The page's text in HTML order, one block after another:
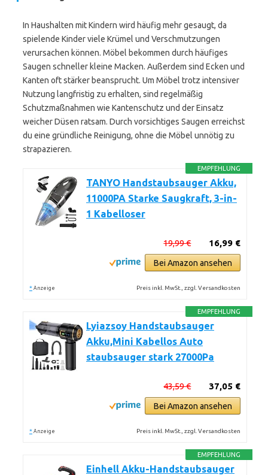
In Haushalten mit Kindern wird häufig mehr gesaugt, da
spielende Kinder viele Krümel und Verschmutzungen
verursachen können. Möbel bekommen durch häufiges
Saugen schneller kleine Macken. Außerdem sind Ecken und
Kanten oft stärker beansprucht. Um Möbel trotz intensiver
Nutzung langfristig zu erhalten, sind regelmäßig
Schutzmaßnahmen wie Kantenschutz und der Einsatz
weicher Düsen ratsam. Durch vorsichtiges Saugen erreichst
du eine gründliche Reinigung, ohne die Möbel unnötig zu
strapazieren.
EMPFEHLUNG
TANYO Handstaubsauger Akku,
11000PA Starke Saugkraft, 3-in-
1 Kabelloser
16,99 €
19,99 €
Bei Amazon ansehen
* Anzeige Preis inkl. MwSt., zzgl. Versandkosten
EMPFEHLUNG
Lyiazsoy Handstaubsauger
Akku,Mini Kabellos Auto
staubsauger stark 27000Pa
37,05 €
43,59 €
Bei Amazon ansehen
* Anzeige Preis inkl. MwSt., zzgl. Versandkosten
EMPFEHLUNG
Einhell Akku-Handstaubsauger